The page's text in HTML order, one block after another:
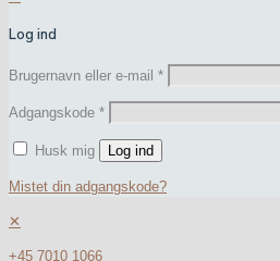
Log ind
Brugernavn eller e-mail *
Adgangskode *
Husk mig Log ind
Mistet din adgangskode?
✕
+45 7010 1066